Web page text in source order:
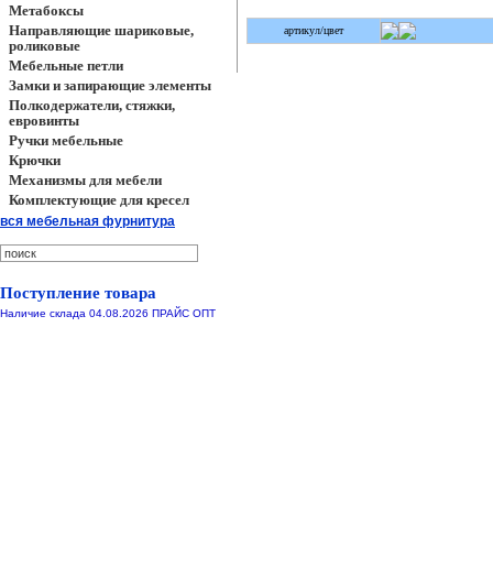
Метабоксы
Направляющие шариковые,
роликовые
Мебельные петли
Замки и запирающие элементы
Полкодержатели, стяжки,
евровинты
Ручки мебельные
Крючки
Механизмы для мебели
Комплектующие для кресел
вся мебельная фурнитура
Поступление товара
Наличие склада 04.08.2026 ПРАЙС ОПТ
артикул/цвет